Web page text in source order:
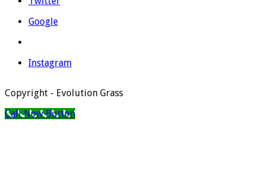
Google
Instagram
Copyright - Evolution Grass
Call Now Button